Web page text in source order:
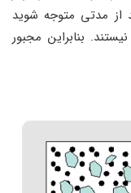
مدتی متوجه شوید
بنابراین مجبور